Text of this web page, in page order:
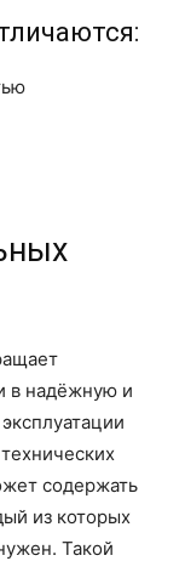
в надёжную и
содержать
из которых
Такой